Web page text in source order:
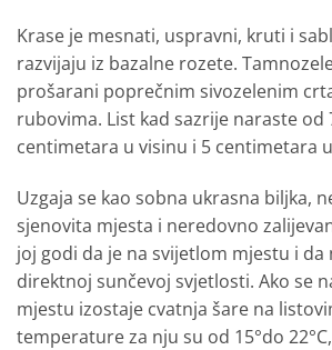
Krase je mesnati, uspravni, kruti i
razvijaju iz bazalne rozete.
prošarani poprečnim sivozelenim
rubovima. List kad sazrije naraste od
centimetara u visinu i 5 centimetara
Uzgaja se kao sobna ukrasna biljka,
sjenovita mjesta i neredovno
joj godi da je na svijetlom mjestu i da
direktnoj sunčevoj svjetlosti. Ako se
mjestu izostaje cvatnja šare na
temperature za nju su od 15°do